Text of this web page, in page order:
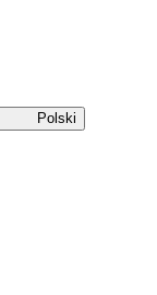
Polski